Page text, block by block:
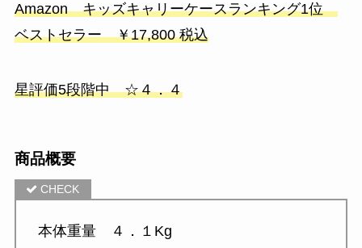
Amazon キッズキャリーケースランキング1位
ベストセラー ￥17,800 税込
星評価5段階中 ☆４．４
商品概要
本体重量 ４．１Kg